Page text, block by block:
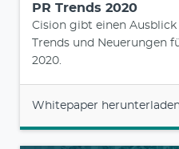
PR Trends 2020
Cision gibt einen
Trends und Neuerungen
2020.
Whitepaper